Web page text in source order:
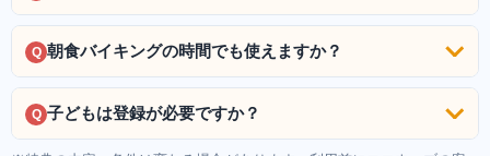
Q 朝食バイキングの時間でも使えますか？
Q 子どもは登録が必要ですか？